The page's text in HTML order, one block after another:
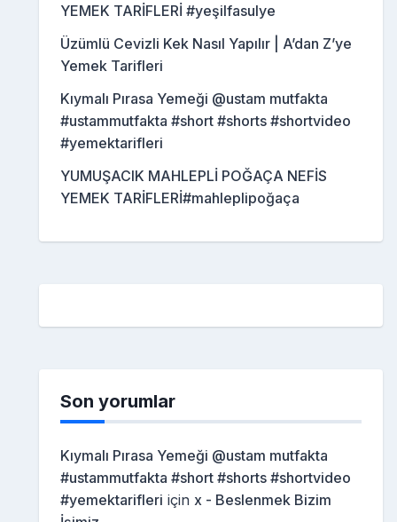
YEMEK TARİFLERİ #yeşilfasulye
Üzümlü Cevizli Kek Nasıl Yapılır | A’dan Z’ye
Yemek Tarifleri
Kıymalı Pırasa Yemeği @ustam mutfakta
#ustammutfakta #short #shorts #shortvideo
#yemektarifleri
YUMUŞACIK MAHLEPLİ POĞAÇA NEFİS
YEMEK TARİFLERİ#mahleplipoğaça
Son yorumlar
Kıymalı Pırasa Yemeği @ustam mutfakta
#ustammutfakta #short #shorts #shortvideo
#yemektarifleri için x - Beslenmek Bizim